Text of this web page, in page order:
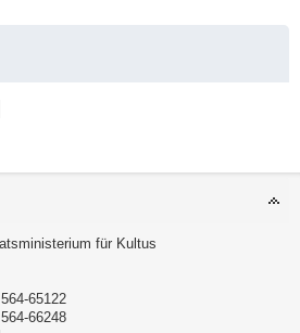
für Kultus
65122
66248